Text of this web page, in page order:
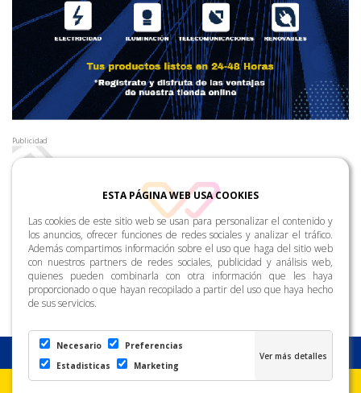
Publicidad
ESTA PÁGINA WEB USA COOKIES
Las cookies de este sitio web se usan para personalizar el contenido y
los anuncios, ofrecer funciones de redes sociales y analizar el tráfico.
Además compartimos información sobre el uso que haga del sitio web
con nuestros partners de redes sociales, publicidad y análisis web,
quienes pueden combinarla con otra información que les haya
proporcionado o que hayan recopilado a partir del uso que haya hecho
de sus servicios.
Necesario
Preferencias
Estadisticas
Marketing